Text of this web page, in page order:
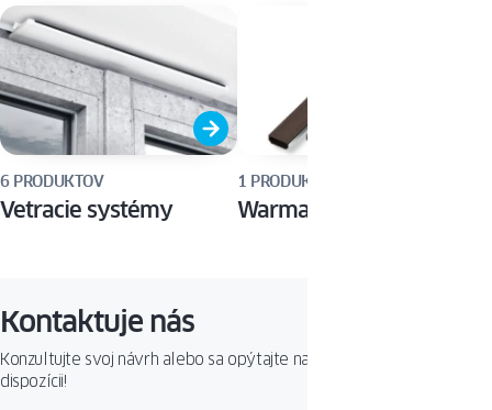
6 PRODUKTOV
Vetracie systémy
1 PRODUKT
Warmatec
Kontaktuje nás
Konzultujte svoj návrh alebo sa opýtajte na produkt. Sme Vám k
dispozícii!